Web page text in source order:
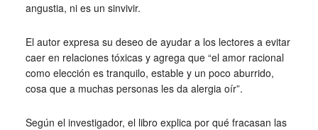
angustia, ni es un sinvivir.
El autor expresa su deseo de ayudar a los lectores a evitar
caer en relaciones tóxicas y agrega que “el amor racional
como elección es tranquilo, estable y un poco aburrido,
cosa que a muchas personas les da alergia oír”.
Según el investigador, el libro explica por qué fracasan las